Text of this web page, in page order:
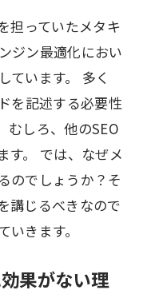
担っていたメタキ
ジン最適化におい
ています。 多く
を記述する必要性
むしろ、他のSEO
す。 では、なぜメ
のでしょうか？そ
講じるべきなので
きます。
果がない理